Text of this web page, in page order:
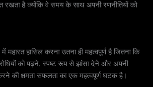
रखता है क्योंकि वे समय के साथ अपनी रणनीतियों को
हासिल करना उतना ही महत्वपूर्ण है जितना कि
को पढ़ने, स्पष्ट रूप से झांसा देने और अपनी
की क्षमता सफलता का एक महत्वपूर्ण घटक है।